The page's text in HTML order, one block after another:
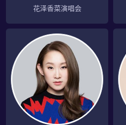
花泽香菜演唱会